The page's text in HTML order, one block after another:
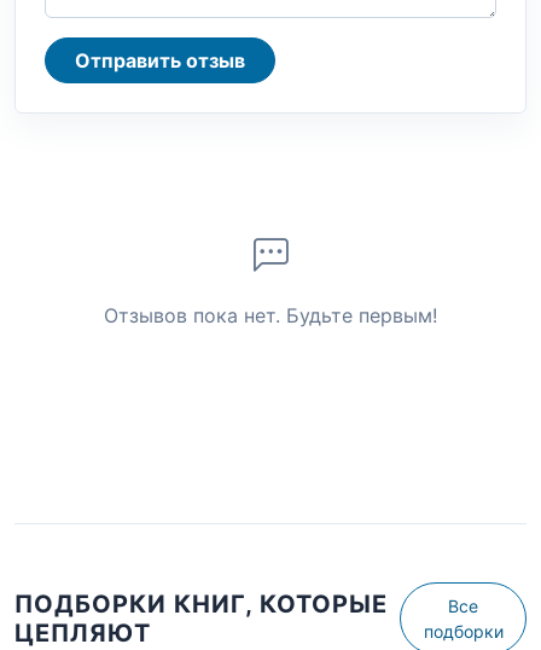
Отправить отзыв
Отзывов пока нет. Будьте первым!
ПОДБОРКИ КНИГ, КОТОРЫЕ
ЦЕПЛЯЮТ
Все
подборки